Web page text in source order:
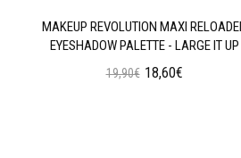
MAKEUP REVOLUTION MAXI
EYESHADOW PALETTE - LARGE IT UP
19,90€ 18,60€